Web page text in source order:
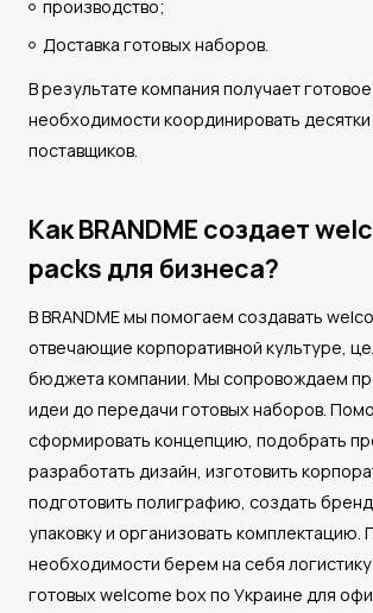
производство;
Доставка готовых наборов.
В результате компания получает
необходимости координировать
поставщиков.
Как BRANDME создает
packs для бизнеса?
В BRANDME мы помогаем создавать
отвечающие корпоративной культуре,
бюджета компании. Мы сопровождаем
идеи до передачи готовых наборов.
сформировать концепцию, подобрать
разработать дизайн, изготовить
подготовить полиграфию, создать
упаковку и организовать комплектацию.
необходимости берем на себя логистику
готовых welcome box по Украине для